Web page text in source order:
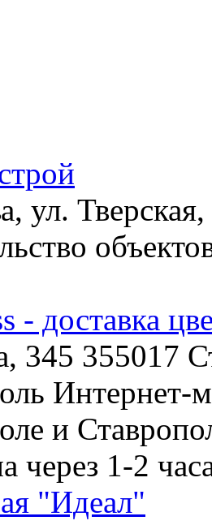
ул.
- доставка
345 355017
Интернет-
и
через 1-2
"Идеал"